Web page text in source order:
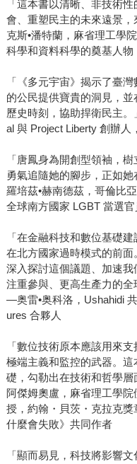
「這本書以清晰、非技術
會、重塑民主的未來遠景
克斯•潘特蘭，麻省理工學
科學和資料科學的奠基人物
「《多元宇宙》揭示了臺
的公民提供寶貴的洞見，
歷史時刻，協助捍衛民主
al 與 Project Liberty 創辦
「唐鳳身為開創型領袖，
勇氣追隨她的腳步，正如
羅培茲•赫南德茲，哥倫比
全球南方國家 LGBT 當選
「在金融科技和數位基礎
在北方國家過時模式的前
深入探討這個議題、加速
注重參與、更高生產力的全
—奥雷•奥科洛，Ushahidi
ures 合夥人
「數位技術原本應該用來
極端主義和監控的武器。
礎，勾勒出在技術和哲學
阿傑姆奧盧，麻省理工學
授，約翰・貝茨・克拉克
什麼會失敗》共同作者
「顯而易見，科技將影響